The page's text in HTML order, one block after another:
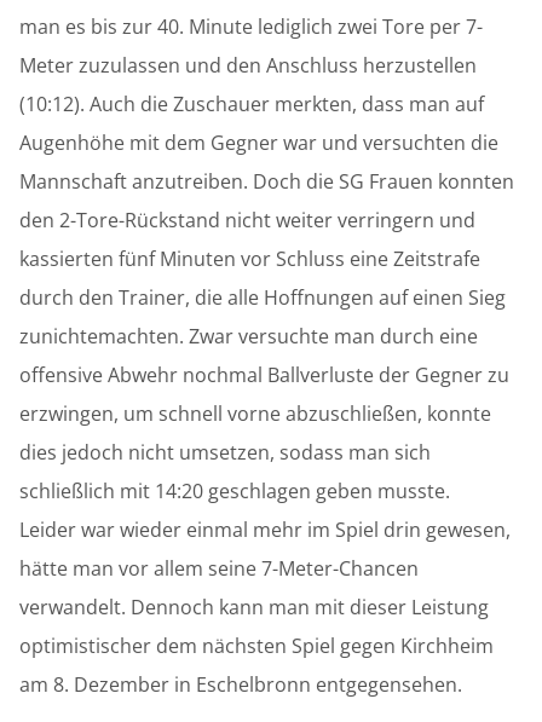
man es bis zur 40. Minute lediglich zwei Tore per 7-
Meter zuzulassen und den Anschluss herzustellen
(10:12). Auch die Zuschauer merkten, dass man auf
Augenhöhe mit dem Gegner war und versuchten die
Mannschaft anzutreiben. Doch die SG Frauen konnten
den 2-Tore-Rückstand nicht weiter verringern und
kassierten fünf Minuten vor Schluss eine Zeitstrafe
durch den Trainer, die alle Hoffnungen auf einen Sieg
zunichtemachten. Zwar versuchte man durch eine
offensive Abwehr nochmal Ballverluste der Gegner zu
erzwingen, um schnell vorne abzuschließen, konnte
dies jedoch nicht umsetzen, sodass man sich
schließlich mit 14:20 geschlagen geben musste.
Leider war wieder einmal mehr im Spiel drin gewesen,
hätte man vor allem seine 7-Meter-Chancen
verwandelt. Dennoch kann man mit dieser Leistung
optimistischer dem nächsten Spiel gegen Kirchheim
am 8. Dezember in Eschelbronn entgegensehen.